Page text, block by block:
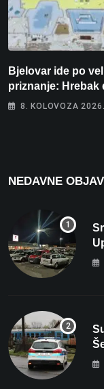
Bjelovar ide po
priznanje: Hrebak
Parizu predstavlja
8. KOLOVOZA 2026.
NEDAVNE